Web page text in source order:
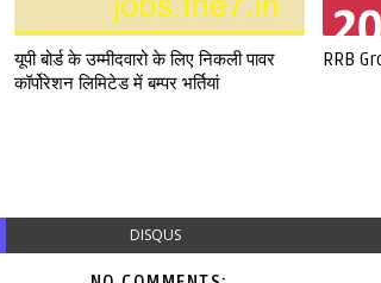
यूपी बोर्ड के उम्मीदवारो के लिए निकली पावर
कॉर्पोरेशन लिमिटेड में बम्पर भर्तियां
RRB
DISQUS